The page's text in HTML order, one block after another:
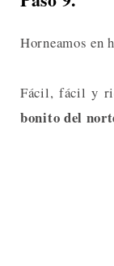
Horneamos en
Fácil, fácil y
bonito del